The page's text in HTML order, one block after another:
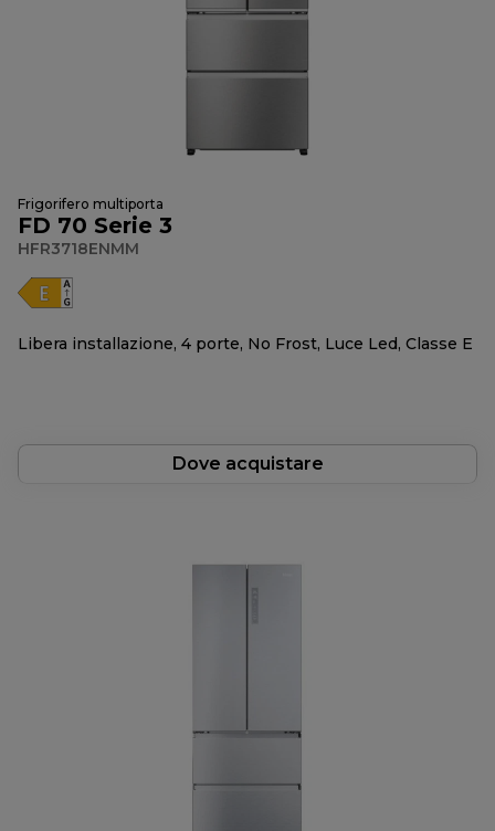
Frigorifero multiporta
FD 70 Serie 3
HFR3718ENMM
Libera installazione, 4 porte, No Frost, Luce Led, Classe E
Dove acquistare